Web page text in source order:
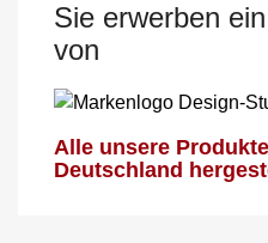
Sie erwerben
von
Alle unsere
Deutschland